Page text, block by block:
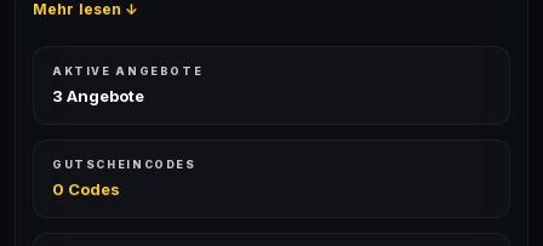
Mehr lesen ↓
AKTIVE ANGEBOTE
3 Angebote
GUTSCHEINCODES
0 Codes